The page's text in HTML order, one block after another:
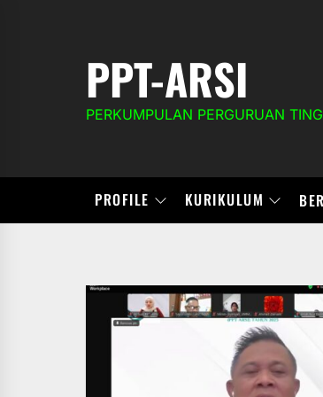
PPT-ARSI
PERKUMPULAN PERGURUAN
PROFILE KURIKULUM